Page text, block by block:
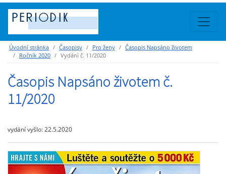
Úvodní stránka Časopisy Pro ženy
Časopis Napsáno životem
Ročník 2020
Vydání č. 11/2020
Časopis Napsáno životem č.
11/2020
vydání vyšlo: 22.5.2020